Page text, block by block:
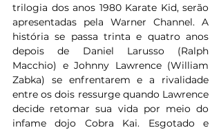
trilogia dos anos 1980 Karate Kid, serão
apresentadas pela Warner Channel. A
história se passa trinta e quatro anos
depois de Daniel Larusso (Ralph
Macchio) e Johnny Lawrence (William
Zabka) se enfrentarem e a rivalidade
entre os dois ressurge quando Lawrence
decide retomar sua vida por meio do
infame dojo Cobra Kai. Esgotado e